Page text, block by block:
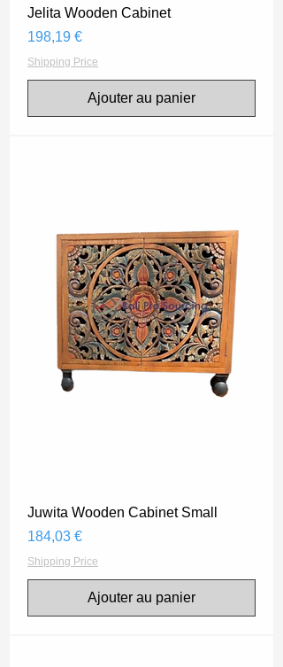
Jelita Wooden Cabinet
Prix
198,19 €
Shipping Price
Ajouter au panier
Juwita Wooden Cabinet Small
Prix
184,03 €
Shipping Price
Ajouter au panier